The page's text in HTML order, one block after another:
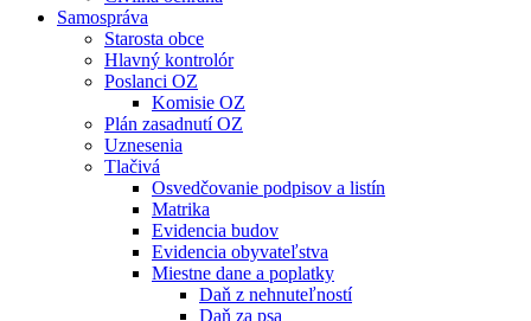
Samospráva
Starosta obce
Hlavný kontrolór
Poslanci OZ
Komisie OZ
Plán zasadnutí OZ
Uznesenia
Tlačivá
Osvedčovanie podpisov a listín
Matrika
Evidencia budov
Evidencia obyvateľstva
Miestne dane a poplatky
Daň z nehnuteľností
Daň za psa